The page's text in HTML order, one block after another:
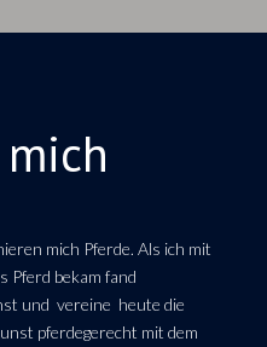
mich Pferde. Als ich mit
Pferd bekam fand
und vereine heute die
pferdegerecht mit dem